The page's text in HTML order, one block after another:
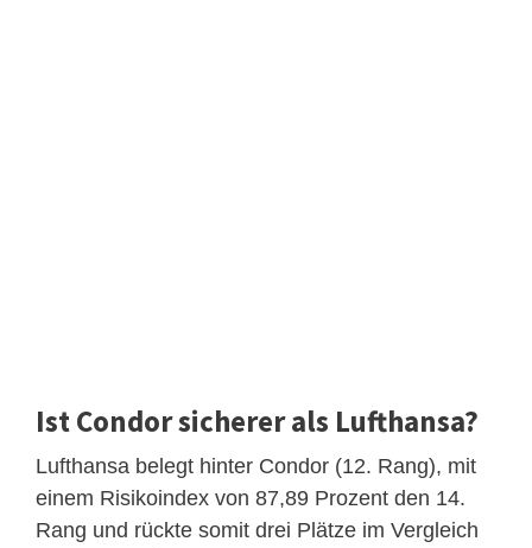
Ist Condor sicherer als Lufthansa?
Lufthansa belegt hinter Condor (12. Rang), mit
einem Risikoindex von 87,89 Prozent den 14.
Rang und rückte somit drei Plätze im Vergleich